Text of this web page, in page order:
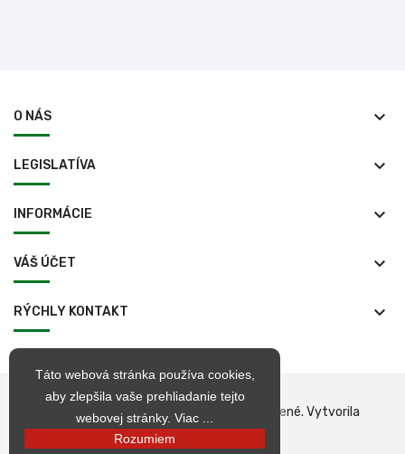
O NÁS keyboard_arrow_down
LEGISLATÍVA keyboard_arrow_down
INFORMÁCIE keyboard_arrow_down
VÁŠ ÚČET keyboard_arrow_down
RÝCHLY KONTAKT keyboard_arrow_down
Táto webová stránka používa cookies,
aby zlepšila vaše prehliadanie tejto
webovej stránky. Viac ...
Rozumiem
© 1998 – 2026 jarkop.sk Všetky práva vyhradené. Vytvorila
Becrea